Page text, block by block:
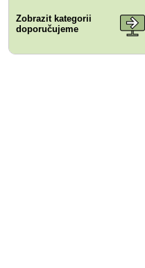
Zobrazit kategorii
doporučujeme